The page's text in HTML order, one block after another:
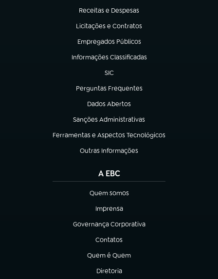
Receitas e Despesas
(abre em nova aba)
Licitações e Contratos
(abre em nova aba)
Empregados Públicos
(abre em nova aba)
Informações Classificadas
(abre em nova aba)
SIC
(abre em nova aba)
Perguntas Frequentes
(abre em nova aba)
Dados Abertos
(abre em nova aba)
Sanções Administrativas
(abre em nova aba)
Ferramentas e Aspectos Tecnológicos
(abre em nova aba)
Outras Informações
(abre em nova aba)
A EBC
Quem somos
(abre em nova aba)
Imprensa
(abre em nova aba)
Governança Corporativa
(abre em nova aba)
Contatos
(abre em nova aba)
Quem é Quem
(abre em nova aba)
Diretoria
(abre em nova aba)